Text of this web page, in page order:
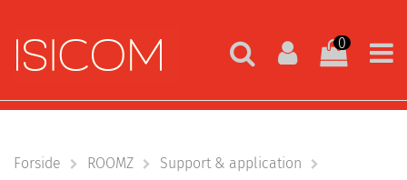
0
Forside ROOMZ
Support & application